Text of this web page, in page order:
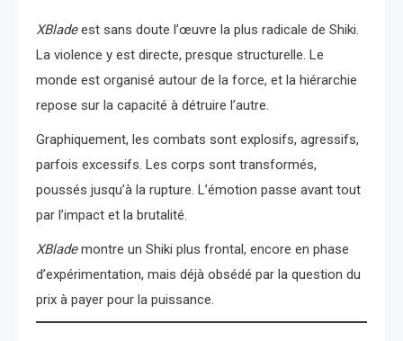
XBladeest sans doute l’œuvre la plus radicale de Shiki.
La violence y est directe, presque structurelle. Le
monde est organisé autour de la force, et la hiérarchie
repose sur la capacité à détruire l’autre.
Graphiquement, les combats sont explosifs, agressifs,
parfois excessifs. Les corps sont transformés,
poussés jusqu’à la rupture. L’émotion passe avant tout
par l’impact et la brutalité.
XBlademontre un Shiki plus frontal, encore en phase
d’expérimentation, mais déjà obsédé par la question du
prix à payer pour la puissance.